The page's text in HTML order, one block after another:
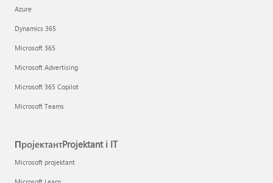
Azure
Dynamics 365
Microsoft 365
Microsoft Advertising
Microsoft 365 Copilot
Microsoft Teams
ПројектантProjektant i IT
Microsoft projektant